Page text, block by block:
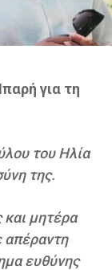
για τη
του Ηλία
της.
και μητέρα
απέραντη
ευθύνης